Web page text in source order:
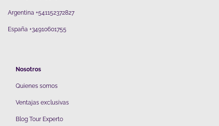
Argentina +541152372827
España +34910601755
Nosotros
Quienes somos
Ventajas exclusivas
Blog Tour Experto